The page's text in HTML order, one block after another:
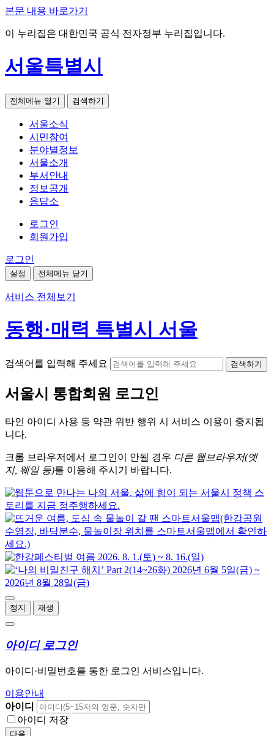
본문 내용 바로가기
이 누리집은 대한민국 공식 전자정부 누리집입니다.
서울특별시
전체메뉴 열기 검색하기
서울소식
시민참여
분야별정보
서울소개
부서안내
정보공개
응답소
로그인
회원가입
로그인
설정 전체메뉴 닫기
서비스 전체보기
동행·매력 특별시 서울
검색어를 입력해 주세요 검색하기
서울시 통합회원 로그인
타인 아이디 사용 등 약관 위반 행위 시 서비스 이용이 중지됩
니다.
크롬 브라우저에서 로그인이 안될 경우 다른 웹브라우저(엣
지, 웨일 등)를 이용해 주시기 바랍니다.
정지 재생
아이디 로그인
아이디·비밀번호를 통한 로그인 서비스입니다.
이용안내
아이디
아이디 저장
다음